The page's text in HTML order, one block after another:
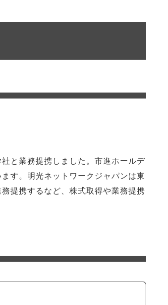
と業務提携しました。市進ホールデ
す。明光ネットワークジャパンは東
提携するなど、株式取得や業務提携